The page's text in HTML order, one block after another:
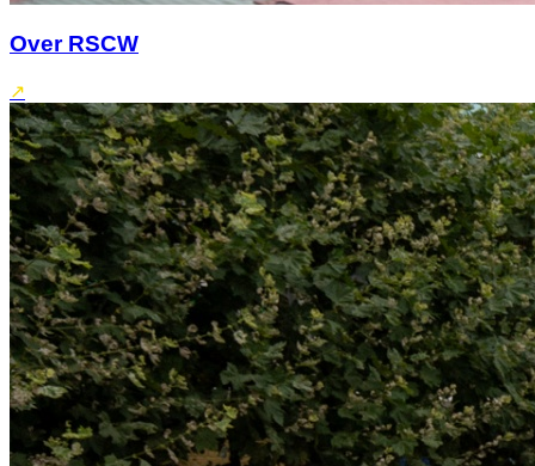
Over RSCW
↗